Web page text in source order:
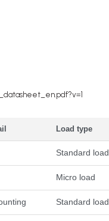
Load type
Standard load
Micro load
Standard load